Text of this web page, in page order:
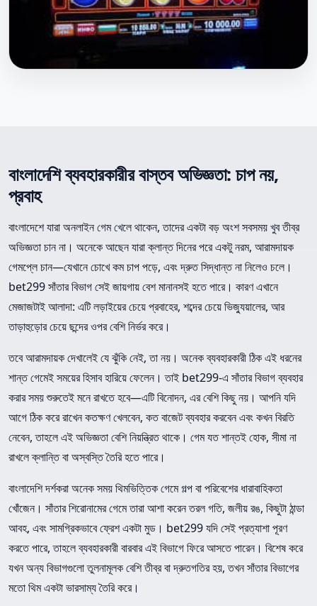
বাংলাদেশি ব্যবহারকারীর বাস্তব অভিজ্ঞতা: চাপ নয়,
প্রবাহ
বাংলাদেশে যারা অনলাইন গেম খেলে থাকেন, তাদের একটা বড় অংশ সবসময় খুব তীব্র
অভিজ্ঞতা চান না। অনেকে আছেন যারা ক্লান্ত দিনের পরে একটু নরম, আরামদায়ক
গেমপ্লে চান—যেখানে চোখে কম চাপ পড়ে, এবং দ্রুত সিদ্ধান্ত না নিলেও চলে।
bet299 সাঁতার বিভাগ সেই জায়গায় বেশ মানানসই হতে পারে। কারণ এখানে
মেজাজটাই আলাদা: এটি লড়াইয়ের চেয়ে প্রবাহের, শব্দের চেয়ে ভিজ্যুয়ালের, আর
তাড়াহুড়োর চেয়ে ছন্দের ওপর বেশি নির্ভর করে।
তবে আরামদায়ক দেখালেই যে ঝুঁকি নেই, তা নয়। অনেক ব্যবহারকারী ঠিক এই ধরনের
শান্ত গেমেই সময়ের হিসাব হারিয়ে ফেলেন। তাই bet299-এ সাঁতার বিভাগ ব্যবহার
করার সময় শুরুতেই মনে রাখতে হবে—এটি বিনোদন, এর বেশি কিছু নয়। আপনি যদি
আগে ঠিক করে রাখেন কতক্ষণ খেলবেন, কত বাজেট ব্যবহার করবেন এবং কখন বিরতি
নেবেন, তাহলে এই অভিজ্ঞতা বেশি নিয়ন্ত্রিত থাকে। গেম যত শান্তই হোক, সীমা না
রাখলে ক্লান্তি বা অস্বস্তি তৈরি হতে পারে।
বাংলাদেশি দর্শকরা অনেক সময় থিমভিত্তিক গেমে গল্প বা পরিবেশের ধারাবাহিকতা
খোঁজেন। সাঁতার শিরোনামের গেমে তারা আশা করেন তরল গতি, জলীয় রঙ, কিছুটা ঠান্ডা
আবহ, এবং সামগ্রিকভাবে ফ্রেশ একটা মুড। bet299 যদি সেই প্রত্যাশা পূরণ
করতে পারে, তাহলে ব্যবহারকারী বারবার এই বিভাগে ফিরে আসতে পারেন। বিশেষ করে
যখন অন্য বিভাগগুলো তুলনামূলক বেশি তীব্র বা দ্রুতগতির হয়, তখন সাঁতার বিভাগের
মতো থিম একটা ভারসাম্য তৈরি করে।